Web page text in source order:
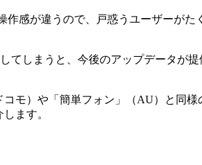
感が違うので、戸惑うユーザーが
てしまうと、今後のアップデータが
モ）や「簡単フォン」（AU）と同
ます。